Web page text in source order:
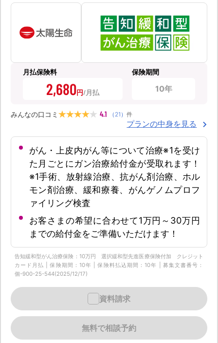
月払保険料
2,680円
保険期間
10年
みんなの口コミ 4.1 （ 21 ） 件
プランの中身を見る
がん・上皮内がん等について治療※1を受け
た月ごとにガン治療給付金が受取れます！
※1手術、放射線治療、抗がん剤治療、ホル
モン剤治療、緩和療養、がんゲノムプロフ
ァイリング検査
お客さまの希望に合わせて1万円～30万円
までの給付金をご準備いただけます！
告知緩和型がん治療保険：10万円 選択緩和型先進医療保険付加 クレジット
カード月払 | 保険期間：10年 | 保険料払込期間：10年 | 募集文書番号：
個-900-25-544(2025/12/17)
無料で相談予約
資料請求